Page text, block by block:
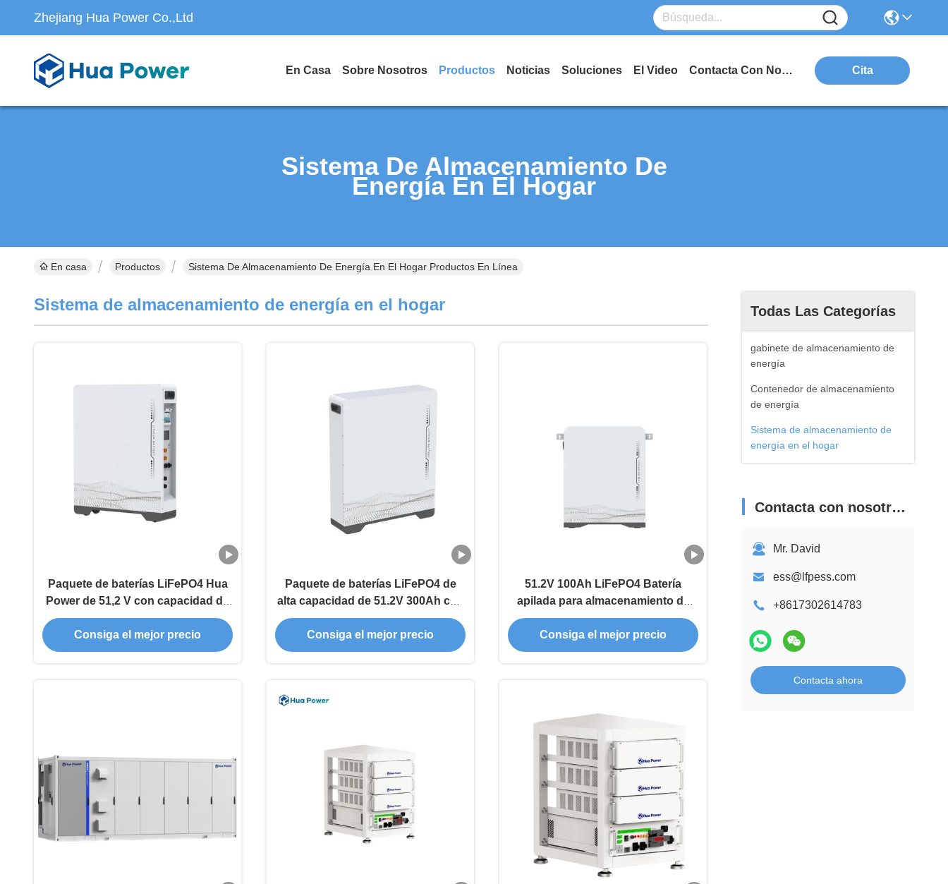
Zhejiang Hua Power Co.,Ltd
En Casa Sobre Nosotros Productos Noticias Soluciones El Video Contacta Con Nosotros Cita
Sistema De Almacenamiento De
Energía En El Hogar
En casa Productos Sistema De Almacenamiento De Energía En El Hogar Productos En Línea
Todas Las Categorías
gabinete de almacenamiento de
energía
Contenedor de almacenamiento
de energía
Sistema de almacenamiento de
energía en el hogar
Contacta con nosotros
Mr. David
ess@lfpess.com
+8617302614783
Contacta ahora
Sistema de almacenamiento de energía en el hogar
Paquete de baterías LiFePO4 Hua
Power de 51,2 V con capacidad de
200 Ah y capacidad nominal de
10240 Wh para una larga vida útil
de 6000 ciclos
Consiga el mejor precio
Paquete de baterías LiFePO4 de
alta capacidad de 51.2V 300Ah con
almacenamiento de energía de
15kWh para sistemas domésticos
Consiga el mejor precio
51.2V 100Ah LiFePO4 Batería
apilada para almacenamiento de
energía en el hogar
Consiga el mejor precio